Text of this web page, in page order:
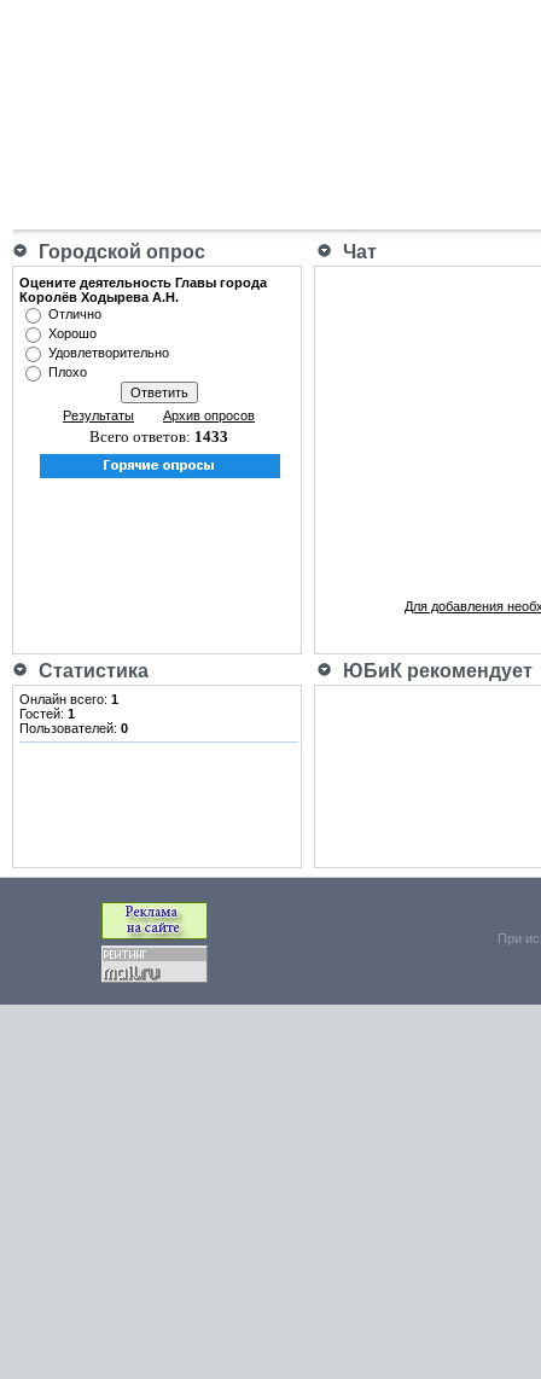
Городской опрос Чат
Оцените деятельность Главы города
Королёв Ходырева А.Н.
Отлично
Хорошо
Удовлетворительно
Плохо
Результаты Архив опросов
Всего ответов: 1433
Для добавления
Статистика ЮБиК рекомендует
Онлайн всего: 1
Гостей: 1
Пользователей: 0
При